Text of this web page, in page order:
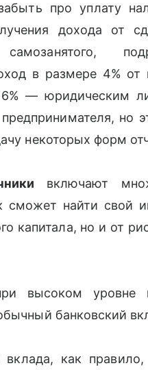
про уплату
дохода от
в размере 4% от
6% — юридическим
но
некоторых форм
включают
сможет найти свой
капитала, но и от
высоком уровне
банковский
вклада, как